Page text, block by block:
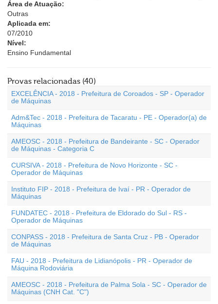
Área de Atuação:
Outras
Aplicada em:
07/2010
Nível:
Ensino Fundamental
Provas relacionadas (40)
EXCELÊNCIA - 2018 - Prefeitura de Coroados - SP - Operador
de Máquinas
Adm&Tec - 2018 - Prefeitura de Tacaratu - PE - Operador(a) de
Máquinas
AMEOSC - 2018 - Prefeitura de Bandeirante - SC - Operador
de Máquinas - Categoria C
CURSIVA - 2018 - Prefeitura de Novo Horizonte - SC -
Operador de Máquinas
Instituto FIP - 2018 - Prefeitura de Ivaí - PR - Operador de
Máquinas
FUNDATEC - 2018 - Prefeitura de Eldorado do Sul - RS -
Operador de Máquinas
CONPASS - 2018 - Prefeitura de Santa Cruz - PB - Operador
de Máquinas
FAU - 2018 - Prefeitura de Lidianópolis - PR - Operador de
Máquina Rodoviária
AMEOSC - 2018 - Prefeitura de Palma Sola - SC - Operador de
Máquinas (CNH Cat. "C")